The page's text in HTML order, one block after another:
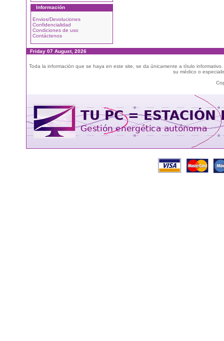
Información
Envios/Devoluciones
Confidencialidad
Condiciones de uso
Contáctenos
Friday 07 August, 2026
Toda la información que se haya en este site, se da únicamente a título
su médico o